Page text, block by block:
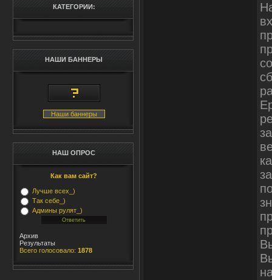
КАТЕГОРИИ:
НАШИ БАННЕРЫ
Наши баннеры
НАШ ОПРОС
Как вам сайт?
Лучше всех_)
Так себе_)
Админы рулят_)
Архив
Результаты
Всего голосовало: 1878